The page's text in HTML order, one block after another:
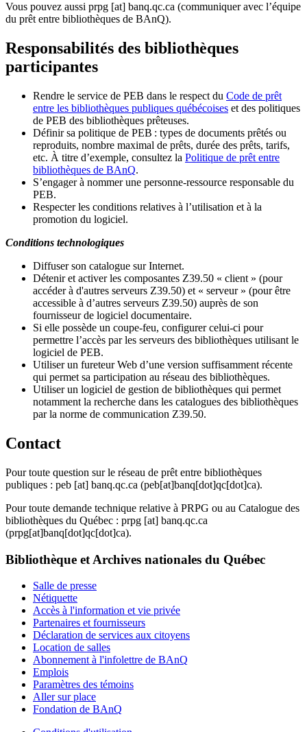
Vous pouvez aussi prpg [at] banq.qc.ca (communiquer avec l’équipe
du prêt entre bibliothèques de BAnQ).
Responsabilités des bibliothèques
participantes
Rendre le service de PEB dans le respect du Code de prêt
entre les bibliothèques publiques québécoises et des politiques
de PEB des bibliothèques prêteuses.
Définir sa politique de PEB : types de documents prêtés ou
reproduits, nombre maximal de prêts, durée des prêts, tarifs,
etc. À titre d’exemple, consultez la Politique de prêt entre
bibliothèques de BAnQ.
S’engager à nommer une personne-ressource responsable du
PEB.
Respecter les conditions relatives à l’utilisation et à la
promotion du logiciel.
Conditions technologiques
Diffuser son catalogue sur Internet.
Détenir et activer les composantes Z39.50 « client » (pour
accéder à d'autres serveurs Z39.50) et « serveur » (pour être
accessible à d’autres serveurs Z39.50) auprès de son
fournisseur de logiciel documentaire.
Si elle possède un coupe-feu, configurer celui-ci pour
permettre l’accès par les serveurs des bibliothèques utilisant le
logiciel de PEB.
Utiliser un fureteur Web d’une version suffisamment récente
qui permet sa participation au réseau des bibliothèques.
Utiliser un logiciel de gestion de bibliothèques qui permet
notamment la recherche dans les catalogues des bibliothèques
par la norme de communication Z39.50.
Contact
Pour toute question sur le réseau de prêt entre bibliothèques
publiques : peb [at] banq.qc.ca (peb[at]banq[dot]qc[dot]ca).
Pour toute demande technique relative à PRPG ou au Catalogue des
bibliothèques du Québec : prpg [at] banq.qc.ca
(prpg[at]banq[dot]qc[dot]ca).
Bibliothèque et Archives nationales du Québec
Salle de presse
Nétiquette
Accès à l'information et vie privée
Partenaires et fournisseurs
Déclaration de services aux citoyens
Location de salles
Abonnement à l'infolettre de BAnQ
Emplois
Paramètres des témoins
Aller sur place
Fondation de BAnQ